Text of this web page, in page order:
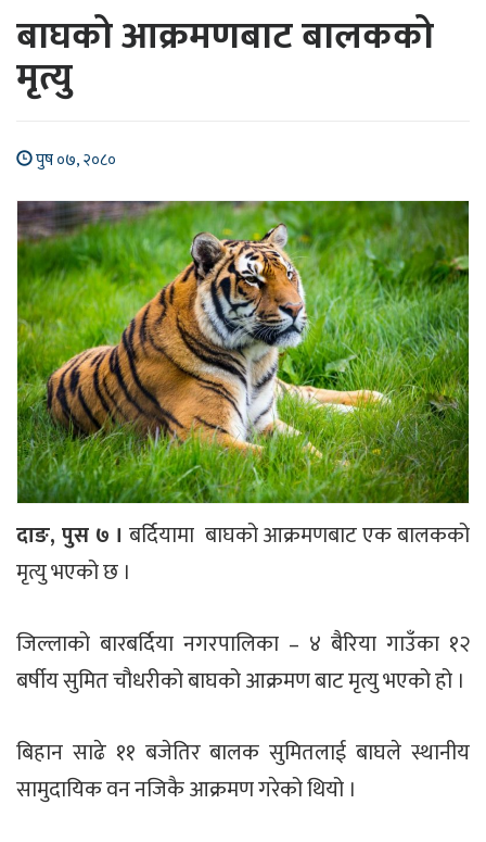
बाघको आक्रमणबाट बालकको
मृत्यु
पुष ०७, २०८०
दाङ, पुस ७ । बर्दियामा बाघको आक्रमणबाट एक बालकको
मृत्यु भएको छ ।
जिल्लाको बारबर्दिया नगरपालिका – ४ बैरिया गाउँका १२
बर्षीय सुमित चौधरीको बाघको आक्रमण बाट मृत्यु भएको हो ।
बिहान साढे ११ बजेतिर बालक सुमितलाई बाघले स्थानीय
सामुदायिक वन नजिकै आक्रमण गरेको थियो ।